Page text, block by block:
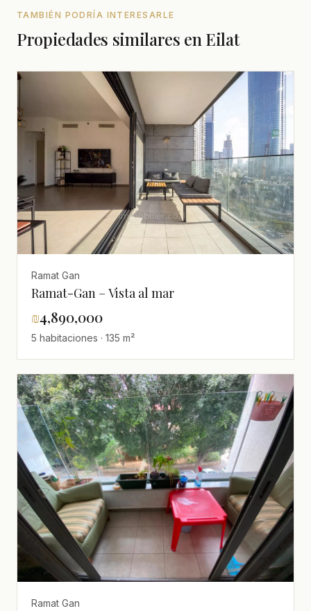
TAMBIÉN PODRÍA INTERESARLE
Propiedades similares en Eilat
Ramat Gan
Ramat-Gan – Vista al mar
₪4,890,000
5 habitaciones · 135 m²
Ramat Gan